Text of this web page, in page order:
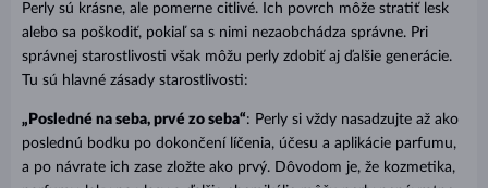
Perly sú krásne, ale pomerne citlivé. Ich povrch môže stratiť lesk
alebo sa poškodiť, pokiaľ sa s nimi nezaobchádza správne. Pri
správnej starostlivosti však môžu perly zdobiť aj ďalšie generácie.
Tu sú hlavné zásady starostlivosti:
„Posledné na seba, prvé zo seba“: Perly si vždy nasadzujte až ako
poslednú bodku po dokončení líčenia, účesu a aplikácie parfumu,
a po návrate ich zase zložte ako prvý. Dôvodom je, že kozmetika,